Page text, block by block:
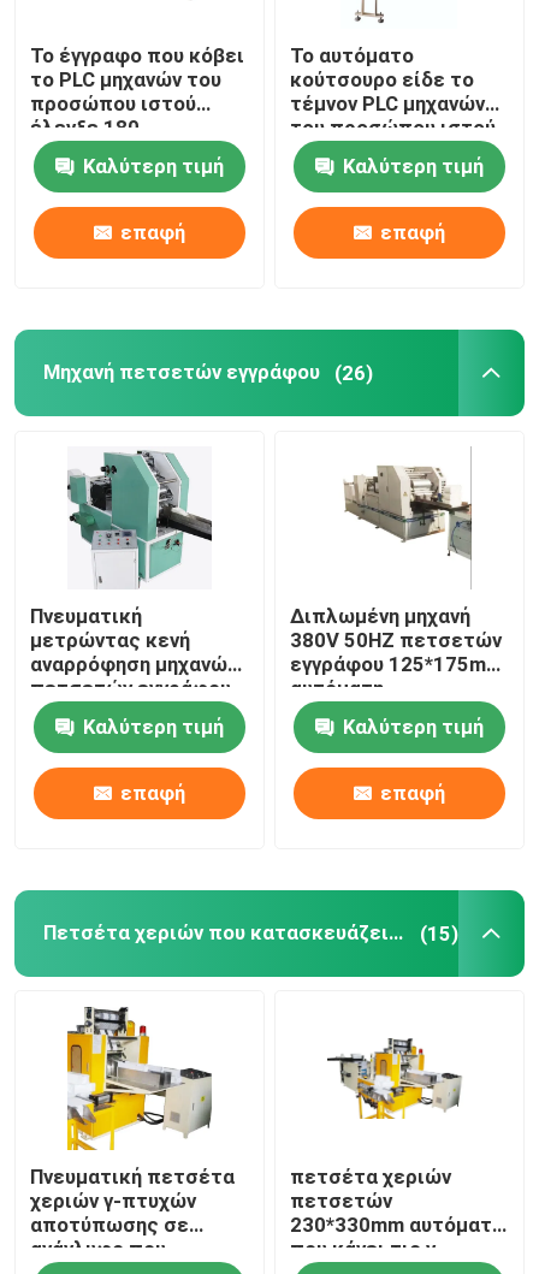
Το έγγραφο που κόβει
το PLC μηχανών του
προσώπου ιστού
έλεγξε 180
περικοπές/λ.
Καλύτερη τιμή
επαφή
Το αυτόματο
κούτσουρο είδε το
τέμνον PLC μηχανών
του προσώπου ιστού
έλεγξε 180
περικοπές/λ.
Καλύτερη τιμή
επαφή
Μηχανή πετσετών εγγράφου (26)
Πνευματική
μετρώντας κενή
αναρρόφηση μηχανών
πετσετών εγγράφου
του προσώπου ιστού
Καλύτερη τιμή
επαφή
Διπλωμένη μηχανή
380V 50HZ πετσετών
εγγράφου 125*175mm
αυτόματη
Καλύτερη τιμή
επαφή
Πετσέτα χεριών που κατασκευάζει τη μηχανή (15)
Πνευματική πετσέτα
χεριών γ-πτυχών
αποτύπωσης σε
ανάγλυφο που
πετσέτα χεριών
πετσετών
230*330mm αυτόματη
που κάνει τις γ-